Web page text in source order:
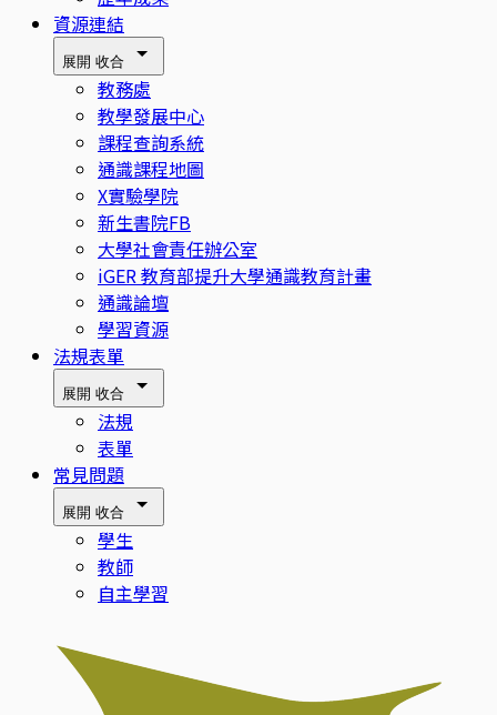
資源連結
展開 收合
教務處
教學發展中心
課程查詢系統
通識課程地圖
X實驗學院
新生書院FB
大學社會責任辦公室
iGER 教育部提升大學通識教育計畫
通識論壇
學習資源
法規表單
展開 收合
法規
表單
常見問題
展開 收合
學生
教師
自主學習